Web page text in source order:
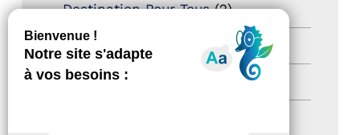
Destination Pour Tous(2)
Territoires labellisés (2)
Newsetter